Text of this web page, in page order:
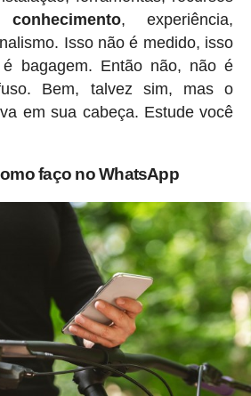
, experiência,
Isso não é medido, isso
bagagem. Então não, não é
Bem, talvez sim, mas o
em sua cabeça. Estude você
faço no WhatsApp